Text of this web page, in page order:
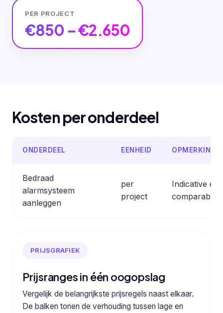
PER PROJECT
€850 – €2.650
Kosten per onderdeel
ONDERDEEL EENHEID OPMERKING
Bedraad
alarmsysteem
aanleggen
per
project
Indicative
comparable
PRIJSGRAFIEK
Prijsranges in één oogopslag
Vergelijk de belangrijkste prijsregels naast elkaar.
De balken tonen de verhouding tussen lage en